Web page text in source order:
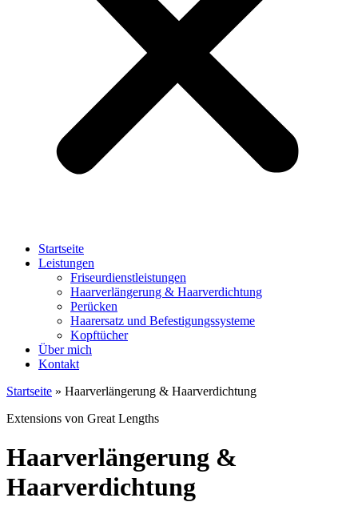
Startseite
Leistungen
Friseurdienstleistungen
Haarverlängerung & Haarverdichtung
Perücken
Haarersatz und Befestigungssysteme
Kopftücher
Über mich
Kontakt
Startseite » Haarverlängerung & Haarverdichtung
Extensions von Great Lengths
Haarverlängerung &
Haarverdichtung